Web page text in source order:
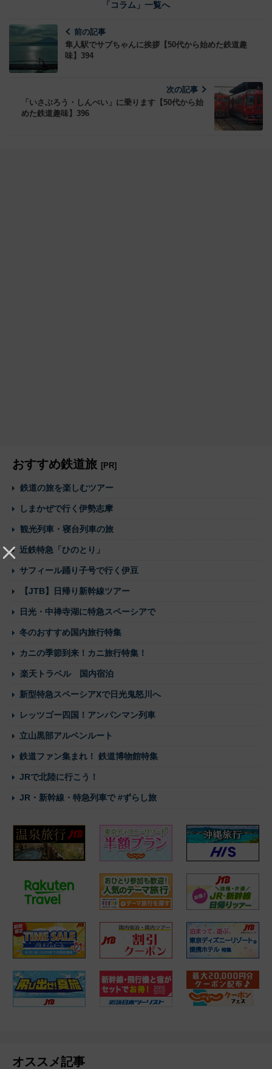
「コラム」一覧へ
前の記事
隼人駅でサブちゃんに挨拶【50代から始めた鉄道趣
味】394
次の記事
「いさぶろう・しんぺい」に乗ります【50代から始
めた鉄道趣味】396
おすすめ鉄道旅 [PR]
鉄道の旅を楽しむツアー
しまかぜで行く伊勢志摩
観光列車・寝台列車の旅
近鉄特急「ひのとり」
サフィール踊り子号で行く伊豆
【JTB】日帰り新幹線ツアー
日光・中禅寺湖に特急スペーシアで
冬のおすすめ国内旅行特集
カニの季節到来！カニ旅行特集！
楽天トラベル 国内宿泊
新型特急スペーシアXで日光鬼怒川へ
レッツゴー四国！アンパンマン列車
立山黒部アルペンルート
鉄道ファン集まれ！ 鉄道博物館特集
JRで北陸に行こう！
JR・新幹線・特急列車で #ずらし旅
オススメ記事